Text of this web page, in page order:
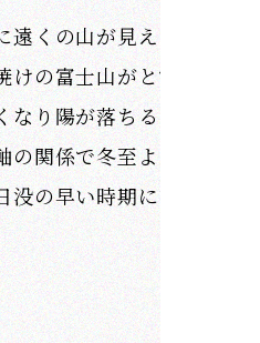
くの山が見えます。新
の富士山がとても綺麗
り陽が落ちるのが早く
関係で冬至より今の方
の早い時期になってい